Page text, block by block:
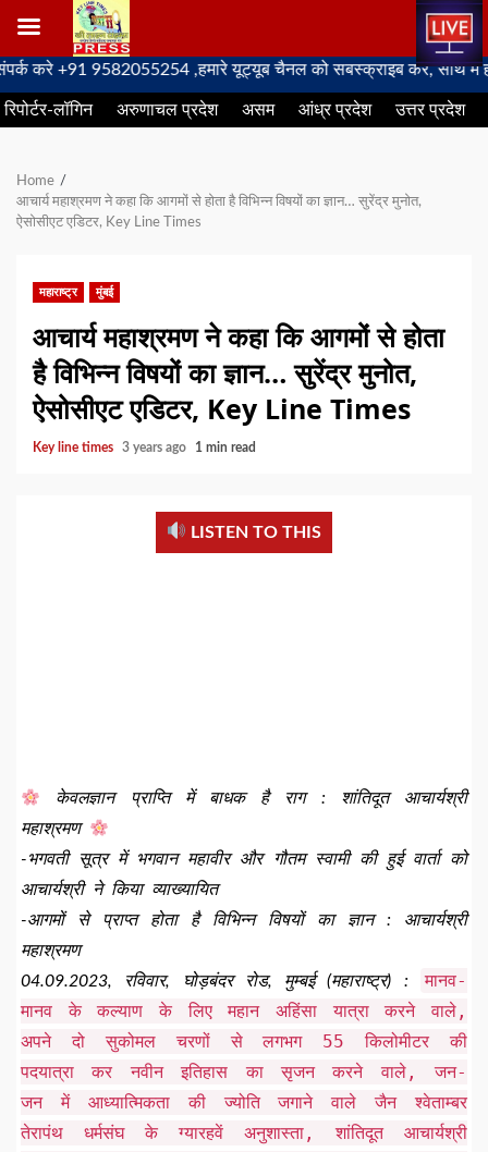
Skip
to
content
9582055254 ,हमारे यूट्यूब चैनल को सबस्क्राइब करें, साथ मे हमारे
रिपोर्टर-लॉगिन अरुणाचल प्रदेश असम आंध्र प्रदेश उत्तर प्रदेश
Home
आचार्य महाश्रमण ने कहा कि आगमों से होता है विभिन्न विषयों का ज्ञान… सुरेंद्र मुनोत,
ऐसोसीएट एडिटर, Key Line Times
महाराष्ट्र मुंबई
आचार्य महाश्रमण ने कहा कि आगमों से होता
है विभिन्न विषयों का ज्ञान… सुरेंद्र मुनोत,
ऐसोसीएट एडिटर, Key Line Times
Key line times 3 years ago 1 min read
LISTEN TO THIS
केवलज्ञान प्राप्ति में बाधक है राग : शांतिदूत आचार्यश्री
महाश्रमण
-भगवती सूत्र में भगवान महावीर और गौतम स्वामी की हुई वार्ता को
आचार्यश्री ने किया व्याख्यायित
-आगमों से प्राप्त होता है विभिन्न विषयों का ज्ञान : आचार्यश्री
महाश्रमण
04.09.2023, रविवार, घोड़बंदर रोड, मुम्बई (महाराष्ट्र) :
मानव-
मानव के कल्याण के लिए महान अहिंसा यात्रा करने वाले,
अपने दो सुकोमल चरणों से लगभग 55 किलोमीटर की
पदयात्रा कर नवीन इतिहास का सृजन करने वाले, जन-
जन में आध्यात्मिकता की ज्योति जगाने वाले जैन श्वेताम्बर
तेरापंथ धर्मसंघ के ग्यारहवें अनुशास्ता, शांतिदूत आचार्यश्री